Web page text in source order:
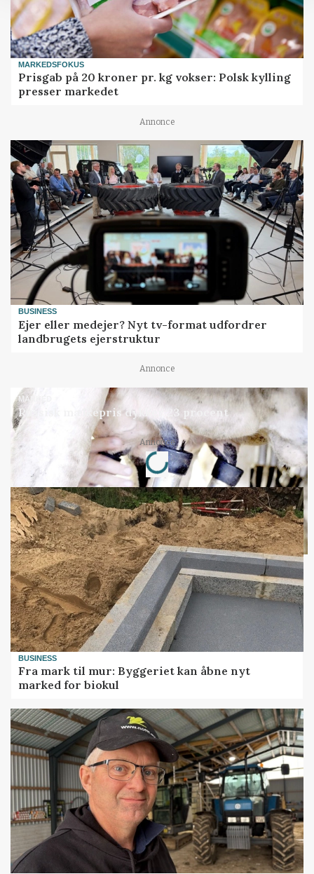
MARKEDSFOKUS
Prisgab på 20 kroner pr. kg vokser: Polsk kylling
presser markedet
Annonce
BUSINESS
Ejer eller medejer? Nyt tv-format udfordrer
landbrugets ejerstruktur
Annonce
MARKED
Russisk mælkepris dykker 23 procent
Annonce
Loading...
BUSINESS
Fra mark til mur: Byggeriet kan åbne nyt
marked for biokul